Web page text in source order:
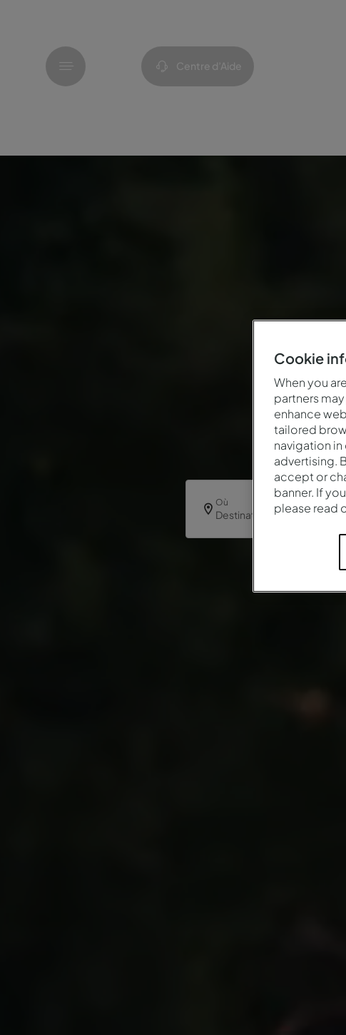
Centre d’Aide
Où
Destination ou hôtel
Cookie
When you
partners
enhance
tailored
navigation
advertising.
accept or
banner. If
please read